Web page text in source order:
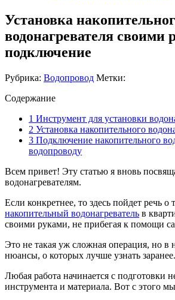
Установка
водонагревателя своими
подключение
Рубрика: Водопровод Метки:
Содержание
1 Инструмент для установки
2 Установка накопительного
3 Подключение накопительного
водопроводу
Всем привет! Эту статью я вновь
водонагревателям.
Если конкретнее, то здесь пойдет речь о
накопительный водонагреватель в
своими руками, не прибегая к помощи
Это не такая уж сложная операция, но в
нюансы, о которых лучше узнать заранее.
Любая работа начинается с подготовки
инструмента и материала. Вот с этого